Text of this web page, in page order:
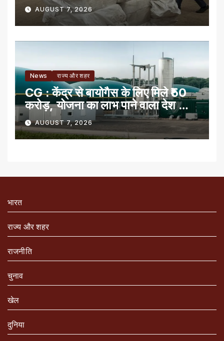
AUGUST 7, 2026
News राज्य और शहर
CG : केंद्र से बायोगैस के लिए मिले ₹50
करोड़, योजना का लाभ पाने वाला देश का
पहला राज्य
AUGUST 7, 2026
भारत
राज्य और शहर
राजनीति
चुनाव
खेल
दुनिया